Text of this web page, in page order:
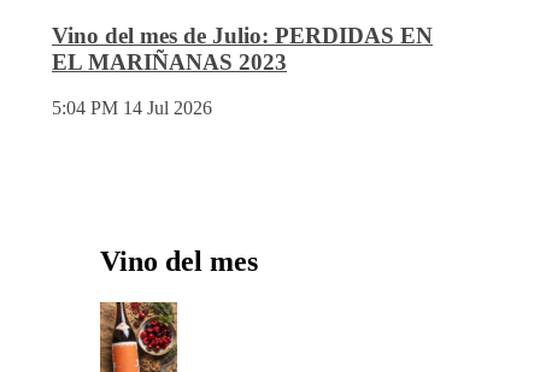
Vino del mes de Julio: PERDIDAS EN
EL MARIÑANAS 2023
5:04 PM 14 Jul 2026
Vino del mes